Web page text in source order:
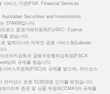
서비스 기관(FSA: Financial Services
Securities and Investments
374409입니다.
로스 증권거래위원회(CySEC: Cyprus
를 받습니다.
말레이시아 라부안 금융 서비스청(Labuan
다.
프리카공화국 금융부문행위감독청(FSCA:
의 규제를 받습니다.
비스위원회(FSC)의 규제를 받으며, 라이선스
라이선스 번호 513918로 인가를 받았습니다.
미리트 증권 및 상품 위원회('CMA')의 규제를